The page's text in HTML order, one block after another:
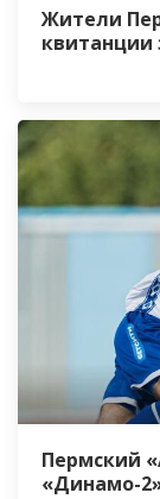
Жители
квитанции
Пермский
«Динамо-